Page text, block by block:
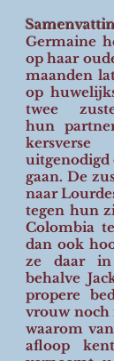
Germaine
op haar
maanden
op
twee
hun
uitgenodigd
gaan. De
naar
tegen hun
Colombia
dan ook
ze daar in
behalve
propere
vrouw noch
waarom
afloop